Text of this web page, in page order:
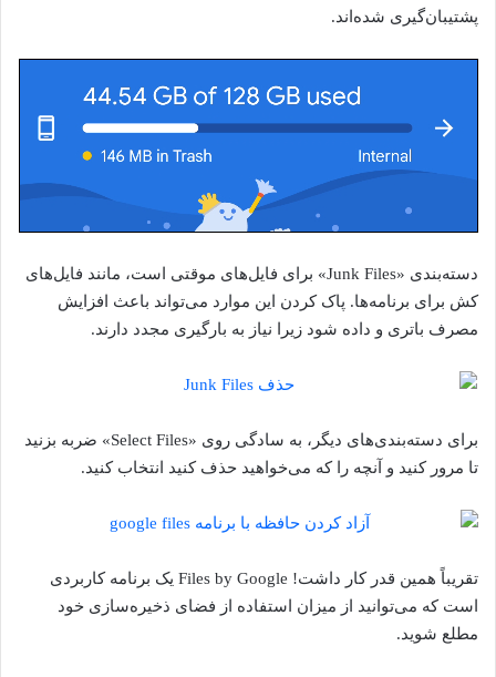
پشتیبان‌گیری شده‌اند.
دسته‌بندی «Junk Files» برای فایل‌های موقتی است، مانند فایل‌های
کش برای برنامه‌ها. پاک کردن این موارد می‌تواند باعث افزایش
مصرف باتری و داده شود زیرا نیاز به بارگیری مجدد دارند.
برای دسته‌بندی‌های دیگر، به سادگی روی «Select Files» ضربه بزنید
تا مرور کنید و آنچه را که می‌خواهید حذف کنید انتخاب کنید.
تقریباً همین قدر کار داشت! Files by Google یک برنامه کاربردی
است که می‌توانید از میزان استفاده از فضای ذخیره‌سازی خود
مطلع شوید.